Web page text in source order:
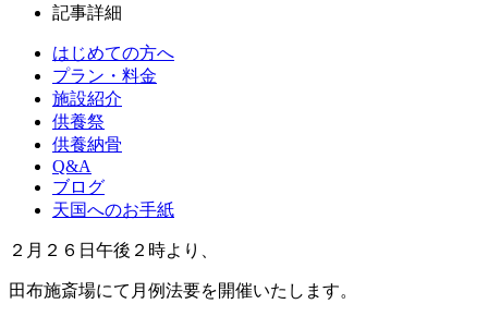
記事詳細
はじめての方へ
プラン・料金
施設紹介
供養祭
供養納骨
Q&A
ブログ
天国へのお手紙
２月２６日午後２時より、
田布施斎場にて月例法要を開催いたします。